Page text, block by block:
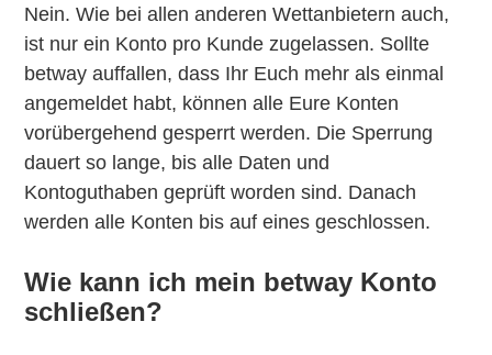
Nein. Wie bei allen anderen Wettanbietern auch,
ist nur ein Konto pro Kunde zugelassen. Sollte
betway auffallen, dass Ihr Euch mehr als einmal
angemeldet habt, können alle Eure Konten
vorübergehend gesperrt werden. Die Sperrung
dauert so lange, bis alle Daten und
Kontoguthaben geprüft worden sind. Danach
werden alle Konten bis auf eines geschlossen.
Wie kann ich mein betway Konto
schließen?